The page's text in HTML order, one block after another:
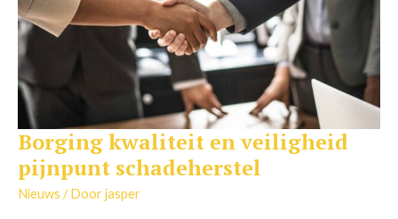
Borging kwaliteit en veiligheid
pijnpunt schadeherstel
Nieuws / Doorjasper
Borging
kwaliteit
en
veiligheid